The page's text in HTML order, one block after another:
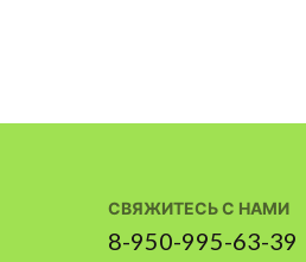
СВЯЖИТЕСЬ С НАМИ
8-950-995-63-39